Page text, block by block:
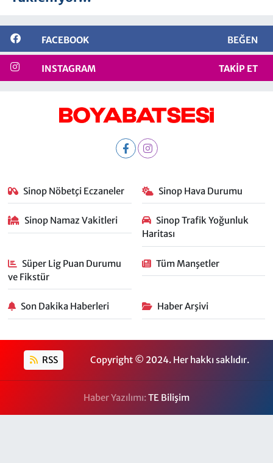
FACEBOOK BEĞEN
INSTAGRAM TAKIP ET
Sinop Nöbetçi Eczaneler Sinop Hava Durumu
Sinop Namaz Vakitleri
Sinop Trafik Yoğunluk
Haritası
Süper Lig Puan Durumu
ve Fikstür
Tüm Manşetler
Son Dakika Haberleri Haber Arşivi
RSS Copyright © 2024. Her hakkı saklıdır.
Haber Yazılımı:TE Bilişim